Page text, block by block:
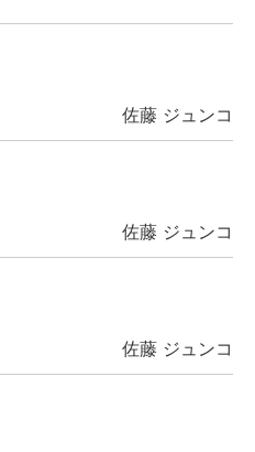
佐藤 ジュンコ
佐藤 ジュンコ
佐藤 ジュンコ